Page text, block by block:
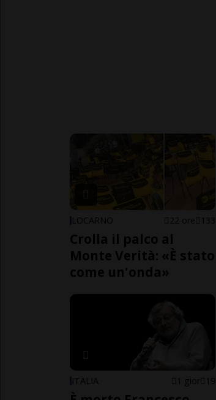
LOCARNO 22 ore 133
Crolla il palco al
Monte Verità: «È stato
come un'onda»
ITALIA 1 gior 19